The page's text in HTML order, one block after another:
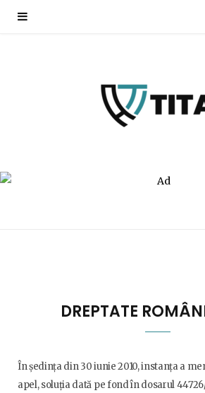
DREPTATE
În ședința din 30 iunie 2010, instanța a
apel, soluția dată pe fond în dosarul